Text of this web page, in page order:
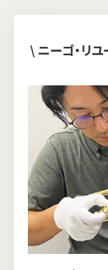
\ ニーゴ・リ